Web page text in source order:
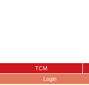
TCM
Login